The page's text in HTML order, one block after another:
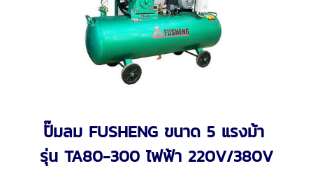
ปั๊มลม FUSHENG ขนาด 5 แรงม้า
รุ่น TA80-300 ไฟฟ้า 220V/380V